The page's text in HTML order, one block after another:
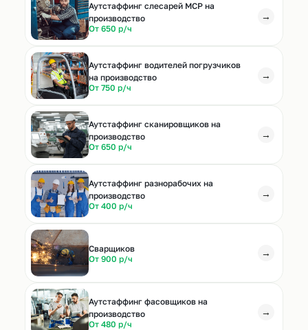
Аутстаффинг слесарей МСР на
производство
От 650 р/ч
→
Аутстаффинг водителей погрузчиков
на производство
От 750 р/ч
→
Аутстаффинг сканировщиков на
производство
От 650 р/ч
→
Аутстаффинг разнорабочих на
производство
От 400 р/ч
→
Cварщиков
От 900 р/ч
→
Аутстаффинг фасовщиков на
производство
От 480 р/ч
→